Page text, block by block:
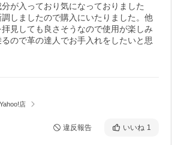
が入っており気になっておりました
しましたので購入にいたりました。他
見しても良さそうなので使用が楽しみ
ので革の達人でお手入れをしたいと思
店
違反報告 いいね 1